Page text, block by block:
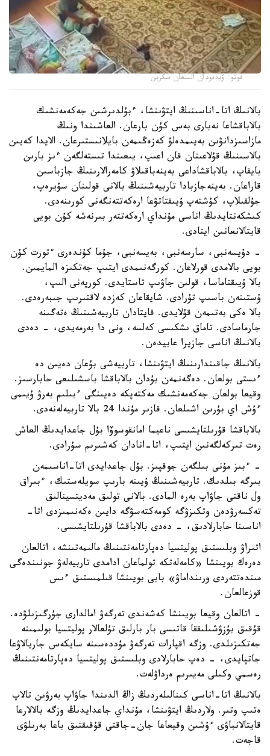
فوتو: ۆيدەودان الىنعان سكرين
بالانىڭ اتا-اناسىنىڭ ايتۋىنشا، ءبۇلدىرشىن جەكەمەنشىك
بالاباقشاعا نەبارى بەس كۇن بارعان. العاشىندا ونىڭ
مازاسىزدانۋىن بەيىمدەلۋ كەزەڭىمەن بايلانىستىرعان. الايدا كەيىن
بالاسىنىڭ قۇلاعىنان قان اعىپ، يىعىندا تىستەلگەن ءىز بارىن
بايقاپ، بالاباقشاداعى بەينەباقىلاۋ كامەرالارىنىڭ جازباسىن
قاراعان. بەينەجازبادا تاربيەشىنىڭ بالانى قولىنان سۇيرەپ،
جۇلقىلاپ، كۇشتەپ ۇيىقتاتۋعا ارەكەتتەنگەنى كورىنەدى.
كىشكەنتايدىڭ اناسى مۇنداي ارەكەتتەر بىرنەشە كۇن بويى
قايتالانعانىن ايتادى.
- دۇيسەنبى، سارسەنبى، بەيسەنبى، جۇما كۇندەرى ءتورت كۇن
بويى بالامدى قورلاعان. كورگەنىمدى ايتىپ جەتكىزە المايمىن.
بالا ۇيىقتاماسا، قولىن جاۋىپ تاستايدى. كورپەنى الىپ،
ۇستىنەن باسىپ تۇرادى. شايقاعان كەزدە لاقتىرىپ جىبەرەدى.
بالا ەكى بەتىمەن قۇلايدى. قايتادان تاربيەشىنىڭ ەتەگىنە
جارماسادى. تاماق ىشكىسى كەلسە، ونى دا بەرمەيدى، - دەدى
بالانىڭ اناسى جازيرا عابيدەن.
بالانىڭ جاقىندارىنىڭ ايتۋىنشا، تاربيەشى بۇعان دەيىن دە
ءىستى بولعان. دەگەنمەن بۇدان بالاباقشا باسشىلىعى حابارسىز.
وقيعا بولعان جەكەمەنشىك مەكتەپكە دەيىنگى ءبىلىم بەرۋ ۇيىمى
ءۇش اي بۇرىن اشىلعان. قازىر مۇندا 24 بالا تاربيەلەنەدى.
بالاباقشا قۇرىلتايشىسى ناعيما امانقوسوۆا بۇل جاعدايدىڭ العاش
رەت تىركەلگەنىن ايتىپ، اتا-انادان كەشىرىم سۇرادى.
- ءبىز مۇنى بىلگەن جوقپىز. بۇل جاعدايدى اتا-اناسىمەن
بىرگە بىلدىك. تاربيەشىنىڭ ۇيىنە بارىپ سويلەستىك، ءبىراق
ول ناقتى جاۋاپ بەرە المادى. بالانى تولىق مەديتسينالىق
تەكسەرۋدەن وتكىزۋگە كومەكتەسۋگە دايىن ەكەنىمىزدى اتا-
اناسىنا حابارلادىق، - دەدى بالاباقشا قۇرىلتايشىسى.
اتىراۋ وبلىستىق پوليتسيا دەپارتامەنتىنىڭ مالىمەتىنشە، اتالعان
دەرەك بويىنشا «كامەلەتكە تولماعان ادامدى تاربيەلەۋ جونىندەگى
مىندەتتەردى ورىنداماۋ» بابى بويىنشا قىلمىستىق ءىس
قوزعالعان.
- اتالعان وقيعا بويىنشا كەشەندى تەرگەۋ امالدارى جۇرگىزىلۋدە.
قۇقىق بۇزۋشىلىققا قاتىسى بار بارلىق تۇلعالار پوليتسيا بولىمىنە
جەتكىزىلدى. وزگە اقپارات تەرگەۋ مۇددەسىنە سايكەس جاريالاۋعا
جاتپايدى، - دەپ حابارلادى وبلىستىق پوليتسيا دەپارتامەنتىنىڭ
رەسمي وكىلى مەيىرىم ەرداۋلەت.
بالانىڭ اتا-اناسى كىنالىلەردىڭ زاڭ الدىندا جاۋاپ بەرۋىن تالاپ
ەتىپ وتىر. ولاردىڭ ايتۋىنشا، مۇنداي جاعدايدىڭ وزگە بالالارعا
قايتالانباۋى ءۇشىن وقيعاعا جان-جاقتى قۇقىقتىق باعا بەرىلۋى
قاجەت.